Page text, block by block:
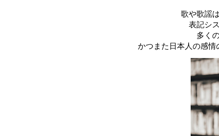
歌や歌謡
表記シ
多く
かつまた日本人の感